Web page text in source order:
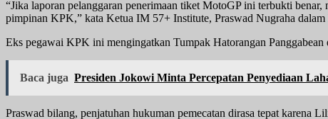
“Jika laporan pelanggaran penerimaan tiket MotoGP ini terbukti
pimpinan KPK,” kata Ketua IM 57+ Institute, Praswad Nugraha
Eks pegawai KPK ini mengingatkan Tumpak Hatorangan
Baca juga Presiden Jokowi Minta Percepatan Penyediaan
Praswad bilang, penjatuhan hukuman pemecatan dirasa tepat karena